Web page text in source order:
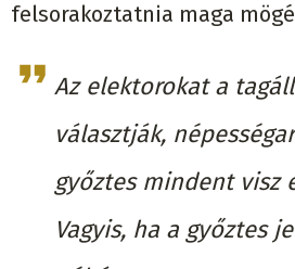
felsorakoztatnia maga
Az elektorokat a
választják,
győztes mindent visz
Vagyis, ha a győztes